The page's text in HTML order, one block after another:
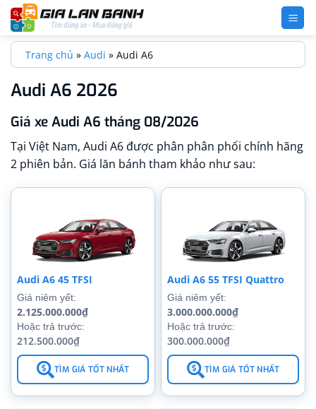
Bỏ
qua
nội
dung Trang chủ » Audi » Audi A6
Audi A6 2026
Giá xe Audi A6 tháng 08/2026
Tại Việt Nam, Audi A6 được phân phân phối chính hãng
2 phiên bản. Giá lăn bánh tham khảo như sau:
Audi A6 45 TFSI
Giá niêm yết:
2.125.000.000₫
Hoặc trả trước:
212.500.000₫
TÌM GIÁ TỐT NHẤT
Audi A6 55 TFSI Quattro
Giá niêm yết:
3.000.000.000₫
Hoặc trả trước:
300.000.000₫
TÌM GIÁ TỐT NHẤT